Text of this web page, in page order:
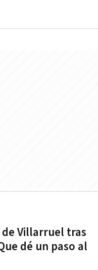
Villarruel tras
dé un paso al